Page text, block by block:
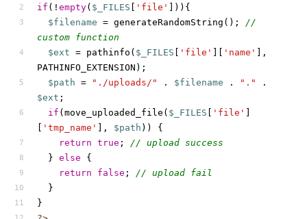
if (! empty( $_FILES 'file'
])){
$filename = generateRandomString(); //
custom function
$ext = pathinfo( $_FILES 'file' 'name'
],
PATHINFO_EXTENSION);
$path = "./uploads/" . $filename . "."
$ext ;
if (move_uploaded_file( $_FILES 'file'
'tmp_name' ], $path )) {
return true ; // upload success
  }
else {
return
false ; // upload fail
  }
}